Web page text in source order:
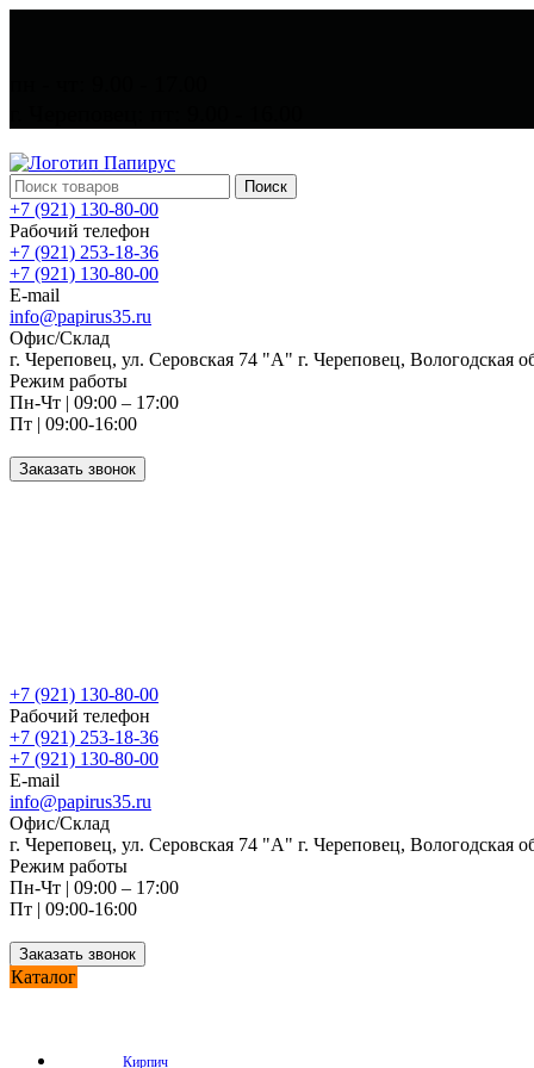
Поиск
+7 (921) 130-80-00
Рабочий телефон
+7 (921) 253-18-36
+7 (921) 130-80-00
E-mail
info@papirus35.ru
Офис/Склад
г. Череповец, ул. Серовская 74 "А" г. Череповец, Вологодская
Режим работы
Пн-Чт | 09:00 – 17:00
Пт | 09:00-16:00
Заказать звонок
+7 (921) 130-80-00
Рабочий телефон
+7 (921) 253-18-36
+7 (921) 130-80-00
E-mail
info@papirus35.ru
Офис/Склад
г. Череповец, ул. Серовская 74 "А" г. Череповец, Вологодская
Режим работы
Пн-Чт | 09:00 – 17:00
Пт | 09:00-16:00
Заказать звонок
Каталог
Кирпич